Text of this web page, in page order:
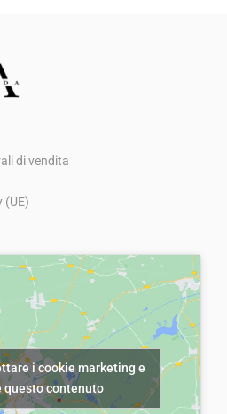
di vendita
(UE)
i cookie marketing e
questo contenuto